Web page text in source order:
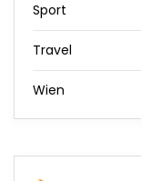
Sport
Travel
Wien